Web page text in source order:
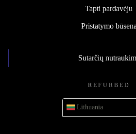
Tapti pardavėju
Pristatymo būsena
Sutarčių
REFURBED
Lithuania